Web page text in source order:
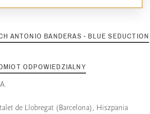
ANTONIO BANDERAS - BLUE SEDUCTION
ODPOWIEDZIALNY
de Llobregat (Barcelona), Hiszpania